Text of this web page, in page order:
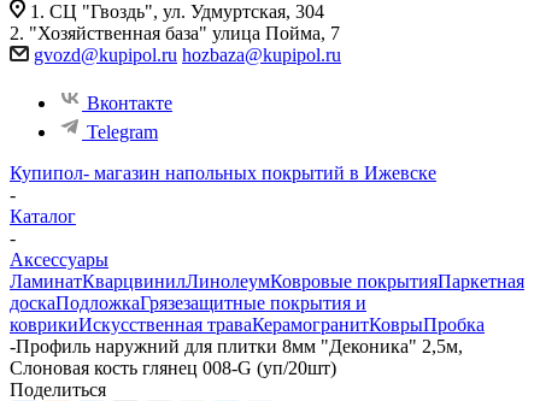
1. СЦ "Гвоздь", ул. Удмуртская, 304
2. "Хозяйственная база" улица Пойма, 7
gvozd@kupipol.ru hozbaza@kupipol.ru
Вконтакте
Telegram
Купипол- магазин напольных покрытий в Ижевске
-
Каталог
-
Аксессуары
ЛаминатКварцвинилЛинолеумКовровые покрытияПаркетная
доскаПодложкаГрязезащитные покрытия и
коврикиИскусственная траваКерамогранитКоврыПробка
-Профиль наружний для плитки 8мм "Деконика" 2,5м,
Слоновая кость глянец 008-G (уп/20шт)
Поделиться